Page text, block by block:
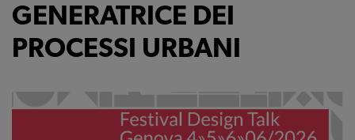
ALBO
SEGRETERIA
GENERATRICE DEI
PROCESSI URBANI